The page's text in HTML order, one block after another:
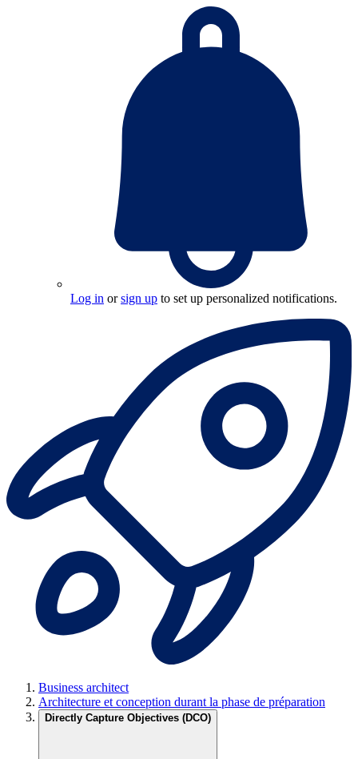
Log in orsign up to set up personalized notifications.
Business architect
Architecture et conception durant la phase de préparation
Directly Capture Objectives (DCO)